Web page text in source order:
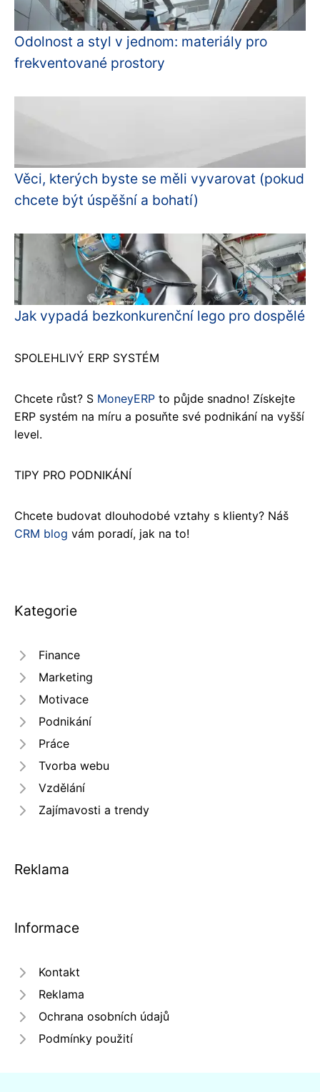
Odolnost a styl v jednom: materiály pro
frekventované prostory
Věci, kterých byste se měli vyvarovat (pokud
chcete být úspěšní a bohatí)
Jak vypadá bezkonkurenční lego pro dospělé
SPOLEHLIVÝ ERP SYSTÉM
Chcete růst? S MoneyERP to půjde snadno! Získejte
ERP systém na míru a posuňte své podnikání na vyšší
level.
TIPY PRO PODNIKÁNÍ
Chcete budovat dlouhodobé vztahy s klienty? Náš
CRM blog vám poradí, jak na to!
Kategorie
Finance
Marketing
Motivace
Podnikání
Práce
Tvorba webu
Vzdělání
Zajímavosti a trendy
Reklama
Informace
Kontakt
Reklama
Ochrana osobních údajů
Podmínky použití